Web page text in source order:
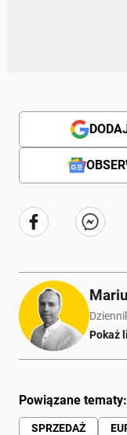
Pokaż
Powiązane tematy:
SPRZEDAŻ